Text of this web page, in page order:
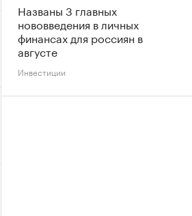
Названы 3 главных
нововведения в личных
финансах для россиян в
августе
Инвестиции